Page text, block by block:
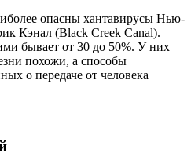
опасны хантавирусы Нью-
Кэнал (Black Creek Canal).
бывает от 30 до 50%. У них
похожи, а способы
о передаче от человека